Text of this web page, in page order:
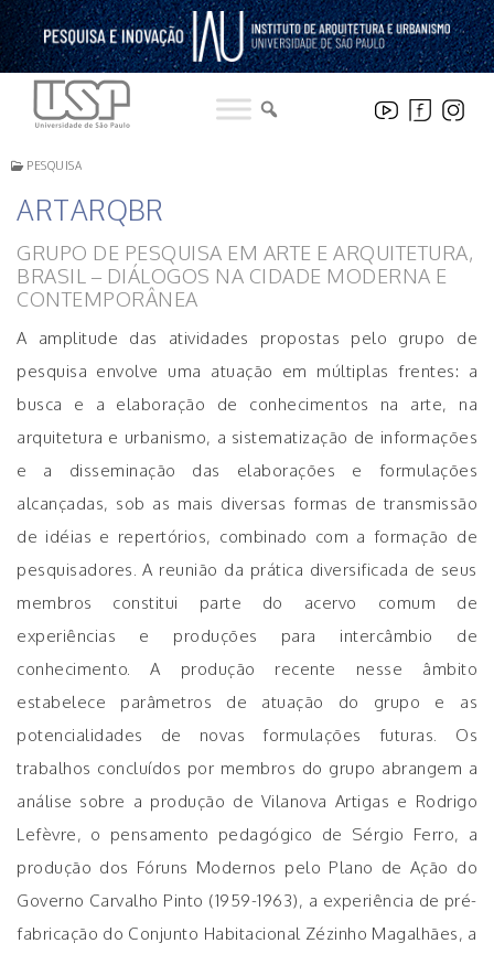
Pular
para
conteúdo
PESQUISA
ARTARQBR
GRUPO DE PESQUISA EM ARTE E ARQUITETURA,
BRASIL – DIÁLOGOS NA CIDADE MODERNA E
CONTEMPORÂNEA
A amplitude das atividades propostas pelo grupo de
pesquisa envolve uma atuação em múltiplas frentes: a
busca e a elaboração de conhecimentos na arte, na
arquitetura e urbanismo, a sistematização de informações
e a disseminação das elaborações e formulações
alcançadas, sob as mais diversas formas de transmissão
de idéias e repertórios, combinado com a formação de
pesquisadores. A reunião da prática diversificada de seus
membros constitui parte do acervo comum de
experiências e produções para intercâmbio de
conhecimento. A produção recente nesse âmbito
estabelece parâmetros de atuação do grupo e as
potencialidades de novas formulações futuras. Os
trabalhos concluídos por membros do grupo abrangem a
análise sobre a produção de Vilanova Artigas e Rodrigo
Lefèvre, o pensamento pedagógico de Sérgio Ferro, a
produção dos Fóruns Modernos pelo Plano de Ação do
Governo Carvalho Pinto (1959-1963), a experiência de pré-
fabricação do Conjunto Habitacional Zézinho Magalhães, a